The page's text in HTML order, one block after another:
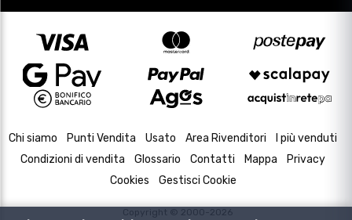
Chi siamo Punti Vendita Usato Area Rivenditori
I più venduti
Condizioni di vendita
Glossario Contatti Mappa
Privacy
Cookies
Gestisci Cookie
Copyright © 2000-2026